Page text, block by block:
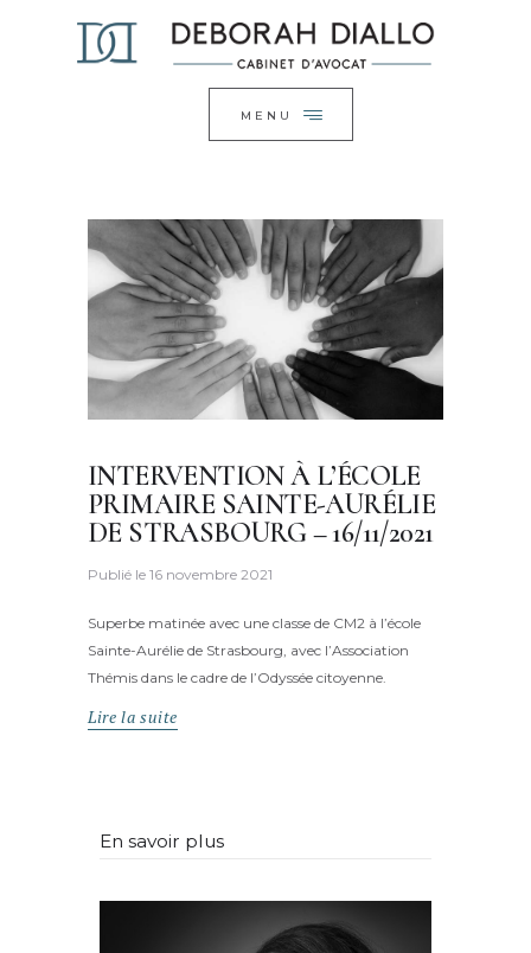
MENU
ACCUEIL
LE CABINET
CONTACT
INTERVENTION À L’ÉCOLE
PRIMAIRE SAINTE-AURÉLIE
DE STRASBOURG – 16/11/2021
Publié le 16 novembre 2021
Superbe matinée avec une classe de CM2 à l’école
Sainte-Aurélie de Strasbourg, avec l’Association
Thémis dans le cadre de l’Odyssée citoyenne.
Lire la suite
En savoir plus